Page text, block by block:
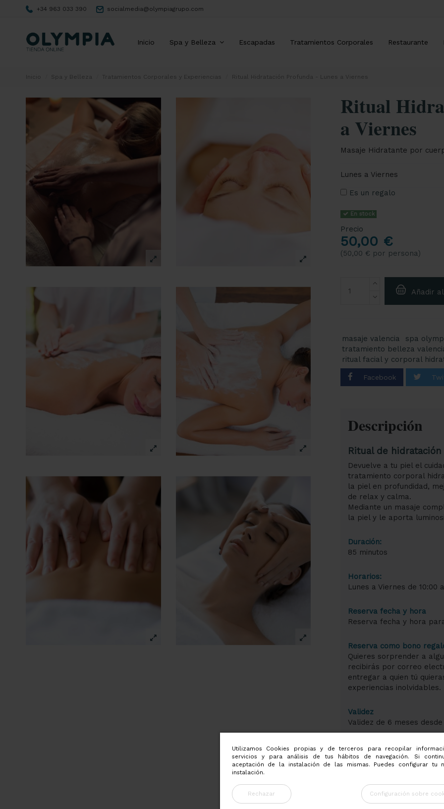
Utilizamos Cookies propias y de terceros para recopilar
servicios y para análisis de tus hábitos de navegación. Si
aceptación de la instalación de las mismas. Puedes configurar tu
instalación.
Rechazar Configuración sobre
+34 963 033 390 socialmedia@olympiagrupo.com
Inicio Spa y Belleza Escapadas Tratamientos Corporales Restaurante
Inicio Spa y Belleza Tratamientos Corporales y Experiencias Ritual Hidratación Profunda - Lunes a Viernes
Ritual
a Viernes
Masaje Hidratante por
Lunes a Viernes
Es un regalo
En stock
Precio
50,00 €
(50,00 € por persona)
Añadir
masaje valencia spa
tratamiento belleza
ritual facial y corporal
Descripción
Ritual de
Devuelve a tu piel el
tratamiento corporal
la piel en profundidad,
de relax y calma.
Mediante un masaje
la piel y le aporta
Duración:
85 minutos
Horarios:
Lunes a Viernes de 10:00
Reserva fecha y hora
Reserva fecha y hora
Reserva como bono
Quieres sorprender a
recibirás por correo
entregar a quien tú
experiencias inolvidables.
Validez
Validez de 6 meses
Condiciones de acceso
Acceso al spa y zona de
Este tratamiento no
Fechas de cierre
Nuestro Spa